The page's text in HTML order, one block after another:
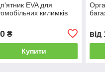
EVA для
килимків
₴
Купити
від